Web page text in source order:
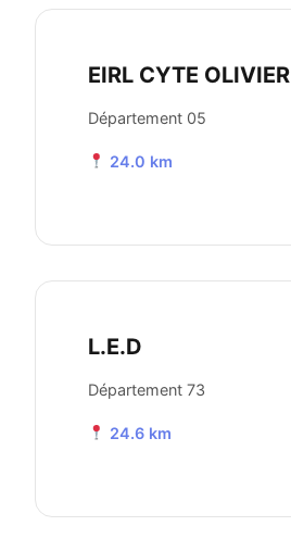
EIRL CYTE OLIVIER
Département 05
24.0 km
L.E.D
Département 73
24.6 km